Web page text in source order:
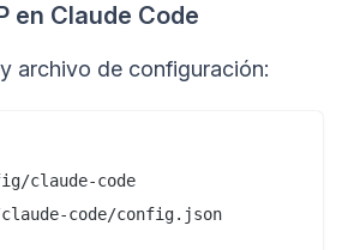
en Claude Code
archivo de configuración:
claude-code
code/config.json